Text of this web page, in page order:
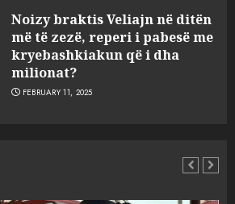
Noizy braktis Veliajn në ditën
më të zezë, reperi i pabesë me
kryebashkiakun që i dha
milionat?
FEBRUARY 11, 2025
sulmuan “One Albania”,
ngjarja u fsheh. A u vodhën
serverat?
MARCH 25, 2025